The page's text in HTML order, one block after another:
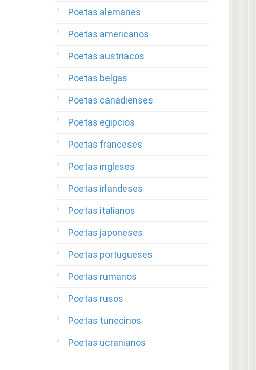
Poetas alemanes
Poetas americanos
Poetas austriacos
Poetas belgas
Poetas canadienses
Poetas egipcios
Poetas franceses
Poetas ingleses
Poetas irlandeses
Poetas italianos
Poetas japoneses
Poetas portugueses
Poetas rumanos
Poetas rusos
Poetas tunecinos
Poetas ucranianos